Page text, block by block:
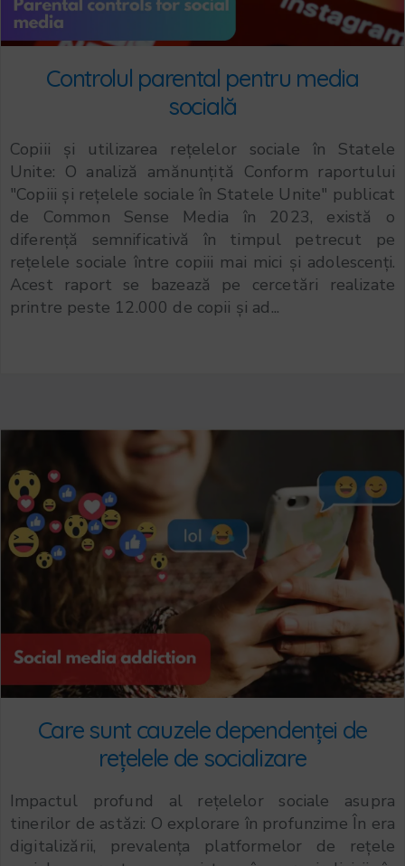
Controlul parental pentru media
socială
Copiii și utilizarea rețelelor sociale în Statele
Unite: O analiză amănunțită Conform raportului
"Copiii și rețelele sociale în Statele Unite" publicat
de Common Sense Media în 2023, există o
diferență semnificativă în timpul petrecut pe
rețelele sociale între copiii mai mici și adolescenți.
Acest raport se bazează pe cercetări realizate
printre peste 12.000 de copii și ad...
Care sunt cauzele dependenței de
rețelele de socializare
Impactul profund al rețelelor sociale asupra
tinerilor de astăzi: O explorare în profunzime În era
digitalizării, prevalența platformelor de rețele